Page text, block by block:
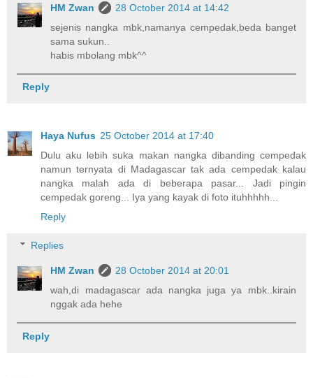
HM Zwan
28 October 2014 at 14:42
sejenis nangka mbk,namanya cempedak,beda banget
sama sukun..
habis mbolang mbk^^
Reply
Haya Nufus 25 October 2014 at 17:40
Dulu aku lebih suka makan nangka dibanding cempedak
namun ternyata di Madagascar tak ada cempedak kalau
nangka malah ada di beberapa pasar... Jadi pingin
cempedak goreng... Iya yang kayak di foto ituhhhhh...
Reply
Replies
HM Zwan
28 October 2014 at 20:01
wah,di madagascar ada nangka juga ya mbk..kirain
nggak ada hehe
Reply